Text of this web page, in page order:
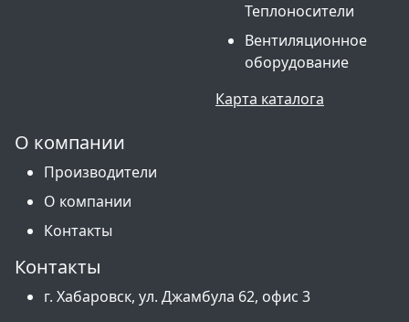
Теплоносители
Вентиляционное
оборудование
Карта каталога
О компании
Производители
О компании
Контакты
Контакты
г. Хабаровск, ул. Джамбула 62, офис 3